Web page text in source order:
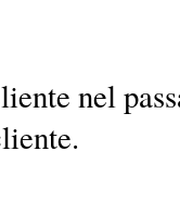
nel